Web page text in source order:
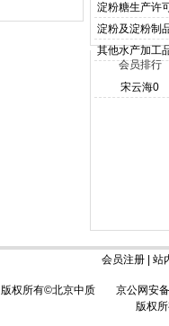
淀粉糖生产许
淀粉及淀粉制
其他水产加工
会员排行
宋云海0
会员注册 站
版权所有©北京中质
京公网安
版权